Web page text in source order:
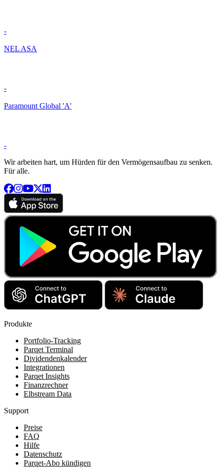
-
NEL ASA
-
Paramount Global 'A'
-
Wir arbeiten hart, um Hürden für den Vermögensaufbau zu senken.
Für alle.
Produkte
Portfolio-Tracking
Parqet Terminal
Dividendenkalender
Integrationen
Parqet Insights
Finanzrechner
Elbstream Data
Support
Preise
FAQ
Hilfe
Datenschutz
Parqet-Abo kündigen